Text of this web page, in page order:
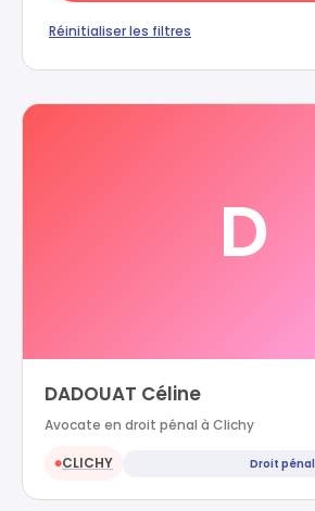
Réinitialiser les filtres
D
DADOUAT Céline
Avocate en droit pénal à Clichy
●CLICHY Droit pénal